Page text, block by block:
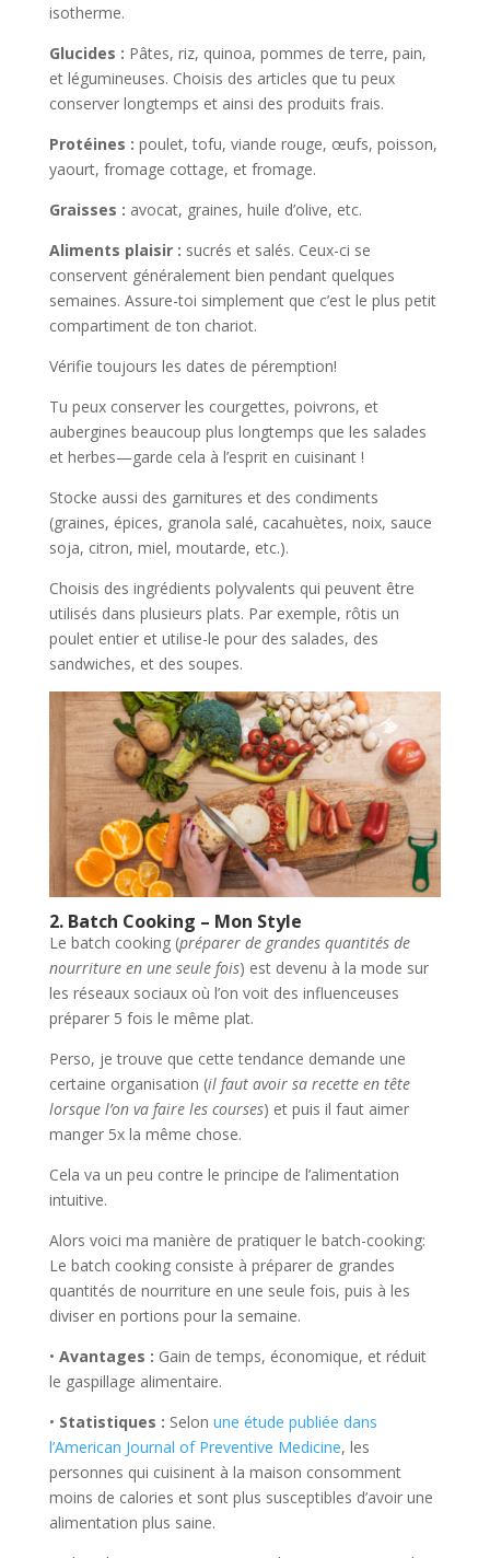
isotherme.
Glucides : Pâtes, riz, quinoa, pommes de terre, pain,
et légumineuses. Choisis des articles que tu peux
conserver longtemps et ainsi des produits frais.
Protéines : poulet, tofu, viande rouge, œufs, poisson,
yaourt, fromage cottage, et fromage.
Graisses : avocat, graines, huile d’olive, etc.
Aliments plaisir : sucrés et salés. Ceux-ci se
conservent généralement bien pendant quelques
semaines. Assure-toi simplement que c’est le plus petit
compartiment de ton chariot.
Vérifie toujours les dates de péremption!
Tu peux conserver les courgettes, poivrons, et
aubergines beaucoup plus longtemps que les salades
et herbes—garde cela à l’esprit en cuisinant !
Stocke aussi des garnitures et des condiments
(graines, épices, granola salé, cacahuètes, noix, sauce
soja, citron, miel, moutarde, etc.).
Choisis des ingrédients polyvalents qui peuvent être
utilisés dans plusieurs plats. Par exemple, rôtis un
poulet entier et utilise-le pour des salades, des
sandwiches, et des soupes.
2. Batch Cooking – Mon Style
Le batch cooking (préparer de grandes quantités de
nourriture en une seule fois) est devenu à la mode sur
les réseaux sociaux où l’on voit des influenceuses
préparer 5 fois le même plat.
Perso, je trouve que cette tendance demande une
certaine organisation (il faut avoir sa recette en tête
lorsque l’on va faire les courses) et puis il faut aimer
manger 5x la même chose.
Cela va un peu contre le principe de l’alimentation
intuitive.
Alors voici ma manière de pratiquer le batch-cooking:
Le batch cooking consiste à préparer de grandes
quantités de nourriture en une seule fois, puis à les
diviser en portions pour la semaine.
• Avantages : Gain de temps, économique, et réduit
le gaspillage alimentaire.
• Statistiques : Selon une étude publiée dans
l’American Journal of Preventive Medicine, les
personnes qui cuisinent à la maison consomment
moins de calories et sont plus susceptibles d’avoir une
alimentation plus saine.